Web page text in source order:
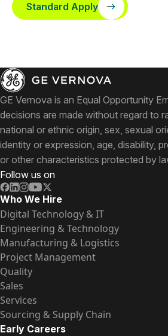
Standard Apply
GE Vernova is an Equal Opportunity
decisions are made without regard to
national or ethnic origin, sex, sexual
identity or expression, age, disability,
or other characteristics protected by
Follow us on
Who We Hire
Digital Technology & IT
Engineering & Technology
Manufacturing & Logistics
Project Management
Quality
Sales
Services
Sourcing & Supply Chain
Early Careers